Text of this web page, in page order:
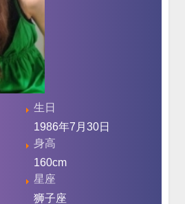
生日
1986年7月30日
身高
160cm
星座
狮子座